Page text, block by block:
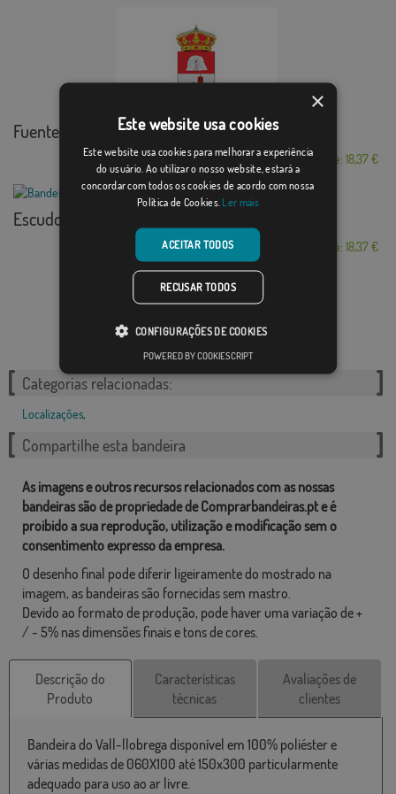
Fuente Encalada
Desde: 18,37 €
Escudo Marmolejo
Desde: 18,37 €
Categorias relacionadas:
Localizações,
Compartilhe esta bandeira
As imagens e outros recursos relacionados com as nossas
bandeiras são de propriedade de Comprarbandeiras.pt e é
proibido a sua reprodução, utilização e modificação sem o
consentimento expresso da empresa.
O desenho final pode diferir ligeiramente do mostrado na
imagem, as bandeiras são fornecidas sem mastro.
Devido ao formato de produção, pode haver uma variação de +
/ - 5% nas dimensões finais e tons de cores.
Descrição do
Produto
Características
técnicas
Avaliações de
clientes
Bandeira do Vall-llobrega disponível em 100% poliéster e
várias medidas de 060X100 até 150x300 particularmente
adequado para uso ao ar livre.
×
Este website usa cookies
Este website usa cookies para melhorar a experiência
do usuário. Ao utilizar o nosso website, estará a
concordar com todos os cookies de acordo com nossa
Política de Cookies. Ler mais
ACEITAR TODOS
RECUSAR TODOS
CONFIGURAÇÕES DE COOKIES
POWERED BY COOKIESCRIPT